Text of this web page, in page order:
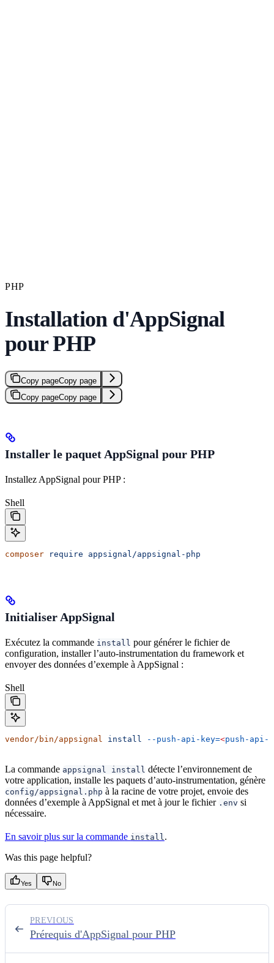
PHP
Installation d'AppSignal
pour PHP
Copy pageCopy page
Copy pageCopy page
Installer le paquet AppSignal pour PHP
Installez AppSignal pour PHP :
Shell
composer require appsignal/appsignal-php
Initialiser AppSignal
Exécutez la commande install pour générer le fichier de
configuration, installer l’auto-instrumentation du framework et
envoyer des données d’exemple à AppSignal :
Shell
vendor/bin/appsignal install --push-api-key=<push-api-
La commande appsignal install détecte l’environnement de
votre application, installe les paquets d’auto-instrumentation, génère
config/appsignal.php à la racine de votre projet, envoie des
données d’exemple à AppSignal et met à jour le fichier .env si
nécessaire.
En savoir plus sur la commande install .
Was this page helpful?
Yes No
Prérequis d'AppSignal pour PHP
PREVIOUS